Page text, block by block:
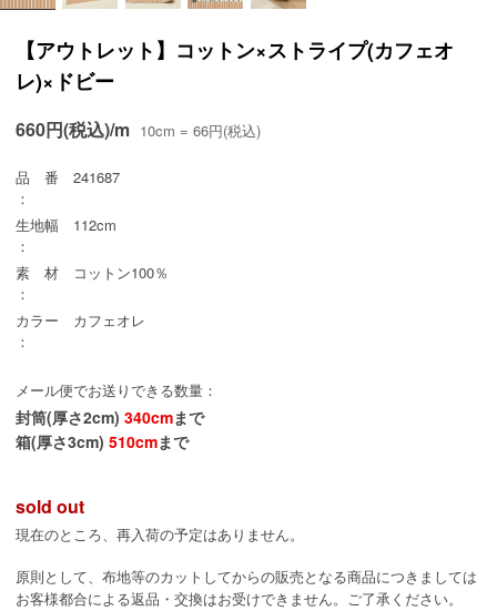
【アウトレット】コットン×ストライプ(カフェオ
レ)×ドビー
660円(税込)/m 10cm = 66円(税込)
品 番
：
241687
生地幅
：
112cm
素 材
：
コットン100％
カラー
：
カフェオレ
メール便でお送りできる数量：
封筒(厚さ2cm) 340cmまで
箱(厚さ3cm) 510cmまで
sold out
現在のところ、再入荷の予定はありません。
原則として、布地等のカットしてからの販売となる商品につきましては
お客様都合による返品・交換はお受けできません。ご了承ください。